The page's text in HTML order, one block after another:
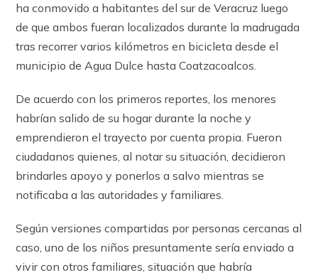
ha conmovido a habitantes del sur de Veracruz luego
de que ambos fueran localizados durante la madrugada
tras recorrer varios kilómetros en bicicleta desde el
municipio de Agua Dulce hasta Coatzacoalcos.
De acuerdo con los primeros reportes, los menores
habrían salido de su hogar durante la noche y
emprendieron el trayecto por cuenta propia. Fueron
ciudadanos quienes, al notar su situación, decidieron
brindarles apoyo y ponerlos a salvo mientras se
notificaba a las autoridades y familiares.
Según versiones compartidas por personas cercanas al
caso, uno de los niños presuntamente sería enviado a
vivir con otros familiares, situación que habría